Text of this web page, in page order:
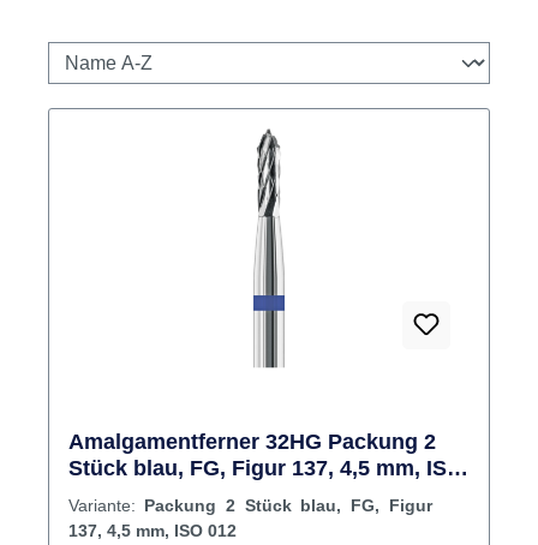
Amalgamentferner 32HG Packung 2
Stück blau, FG, Figur 137, 4,5 mm, ISO
012
Variante: Packung 2 Stück blau, FG, Figur
137, 4,5 mm, ISO 012